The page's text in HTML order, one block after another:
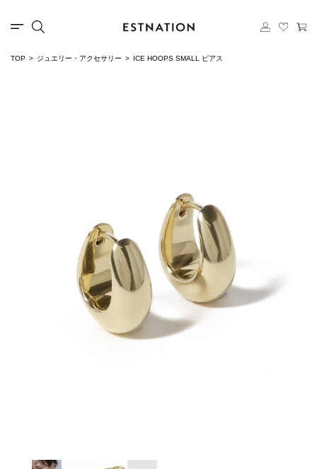
TOP ジュエリー・アクセサリー ICE HOOPS SMALL ピアス